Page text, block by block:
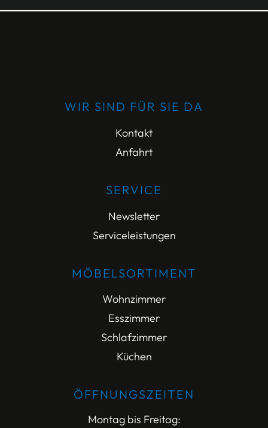
WIR SIND FÜR SIE DA
Kontakt
Anfahrt
SERVICE
Newsletter
Serviceleistungen
MÖBELSORTIMENT
Wohnzimmer
Esszimmer
Schlafzimmer
Küchen
ÖFFNUNGSZEITEN
Montag bis Freitag: